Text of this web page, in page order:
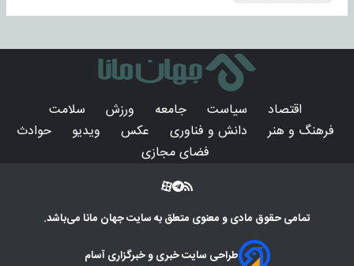
اقتصاد سیاست جامعه ورزش
سلامت
فرهنگ و هنر
دانش و فناوری عکس ویدیو
حوادث
فضای مجازی
تمامی حقوق مادی و معنوی متعلق به سایتجهان مانامی‌باشد.
طراحی سایت خبری و خبرگزاری آسام